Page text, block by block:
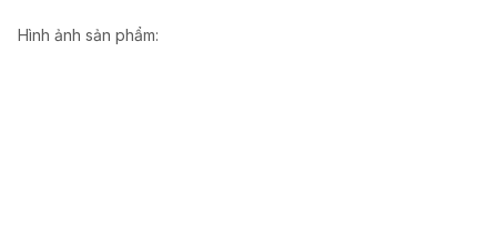
Hình ảnh sản phẩm: